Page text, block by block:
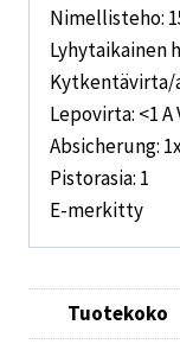
Nimellisteho:
Lyhytaikainen
Kytkentävirta/
Lepovirta: <1
Absicherung:
Pistorasia: 1
E-merkitty
Tuotekoko